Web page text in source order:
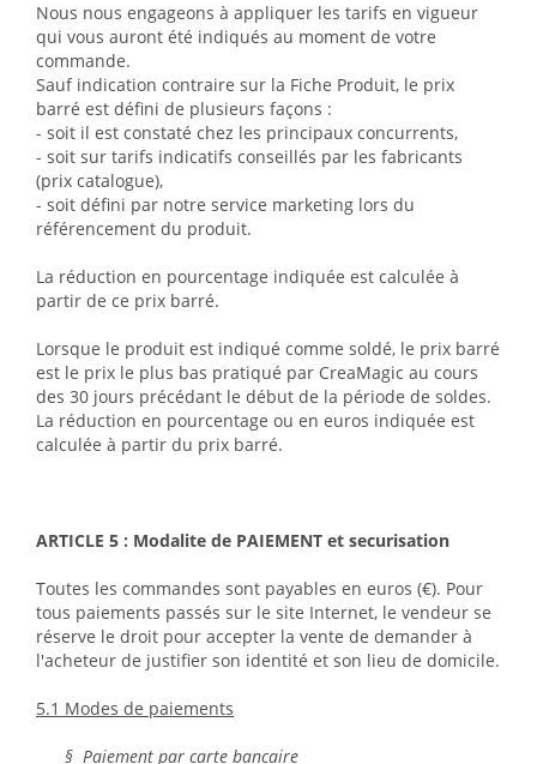
Nous nous engageons à appliquer les tarifs en vigueur
qui vous auront été indiqués au moment de votre
commande.
Sauf indication contraire sur la Fiche Produit, le prix
barré est défini de plusieurs façons :
- soit il est constaté chez les principaux concurrents,
- soit sur tarifs indicatifs conseillés par les fabricants
(prix catalogue),
- soit défini par notre service marketing lors du
référencement du produit.
La réduction en pourcentage indiquée est calculée à
partir de ce prix barré.
Lorsque le produit est indiqué comme soldé, le prix barré
est le prix le plus bas pratiqué par CreaMagic au cours
des 30 jours précédant le début de la période de soldes.
La réduction en pourcentage ou en euros indiquée est
calculée à partir du prix barré.
ARTICLE 5 : Modalite de PAIEMENT et securisation
Toutes les commandes sont payables en euros (€). Pour
tous paiements passés sur le site Internet, le vendeur se
réserve le droit pour accepter la vente de demander à
l'acheteur de justifier son identité et son lieu de domicile.
5.1 Modes de paiements
§ Paiement par carte bancaire